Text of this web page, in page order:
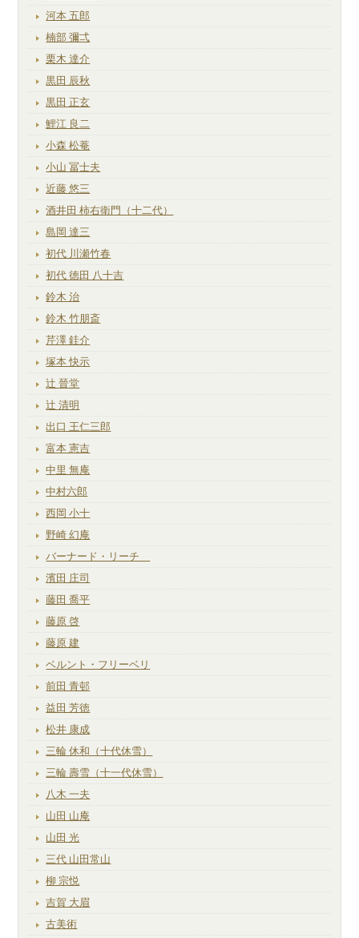
河本 五郎
楠部 彌弌
栗木 達介
黒田 辰秋
黒田 正玄
鯉江 良二
小森 松菴
小山 冨士夫
近藤 悠三
酒井田 柿右衛門（十二代）
島岡 達三
初代 川瀬竹春
初代 徳田 八十吉
鈴木 治
鈴木 竹朋斎
芹澤 銈介
塚本 快示
辻 晉堂
辻 清明
出口 王仁三郎
富本 憲吉
中里 無庵
中村六郎
西岡 小十
野崎 幻庵
バーナード・リーチ
濱田 庄司
藤田 喬平
藤原 啓
藤原 建
ベルント・フリーベリ
前田 青邨
益田 芳徳
松井 康成
三輪 休和（十代休雪）
三輪 壽雪（十一代休雪）
八木 一夫
山田 山庵
山田 光
三代 山田常山
柳 宗悦
吉賀 大眉
古美術